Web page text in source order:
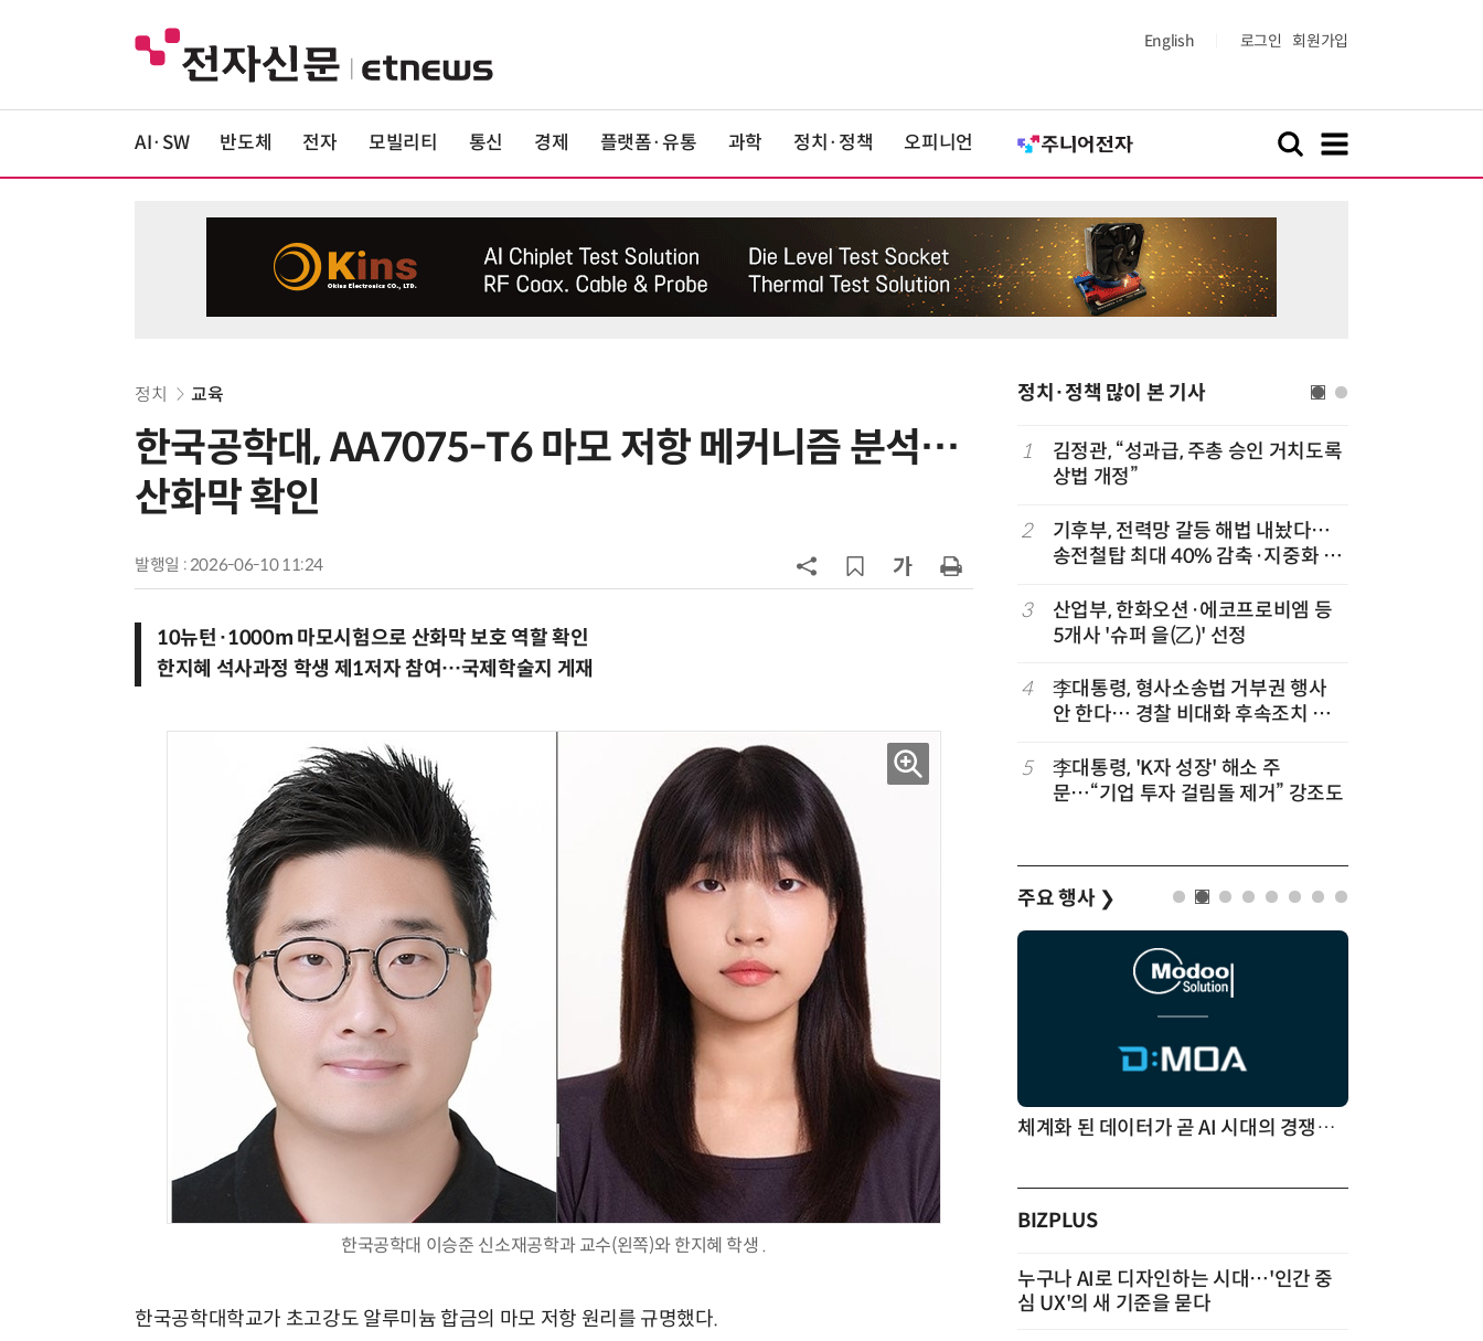
English 로그인 회원가입
AI·SW 반도체 전자 모빌리티 통신 경제 플랫폼·유통 과학 정치·정책 오피니언
정치 교육
한국공학대, AA7075-T6 마모 저항 메커니즘 분석…
산화막 확인
발행일 : 2026-06-10 11:24
10뉴턴·1000m 마모시험으로 산화막 보호 역할 확인
한지혜 석사과정 학생 제1저자 참여…국제학술지 게재
한국공학대 이승준 신소재공학과 교수(왼쪽)와 한지혜 학생 .
한국공학대학교가 초고강도 알루미늄 합금의 마모 저항 원리를 규명했다.
정치·정책 많이 본 기사
6
[사설] 차세대 전력반도체 R&D, 참
동계·소상공인 이의 모두 기각
10 돌려차기 피해자 불러 놓고 “돌려차
기 한번 해라”…선 넘은 친한계
1
김정관, “성과급, 주총 승인 거치도록
상법 개정”
2
기후부, 전력망 갈등 해법 내놨다…
송전철탑 최대 40% 감축·지중화 확
3
산업부, 한화오션·에코프로비엠 등
5개사 '슈퍼 을(乙)' 선정
4
李대통령, 형사소송법 거부권 행사
안 한다… 경찰 비대화 후속조치 점
5
李대통령, 'K자 성장' 해소 주
문…“기업 투자 걸림돌 제거” 강조도
주요 행사 ❯
체계화 된 데이터가 곧 AI 시대의 경쟁력이다
BIZPLUS
누구나 AI로 디자인하는 시대…'인간 중
심 UX'의 새 기준을 묻다